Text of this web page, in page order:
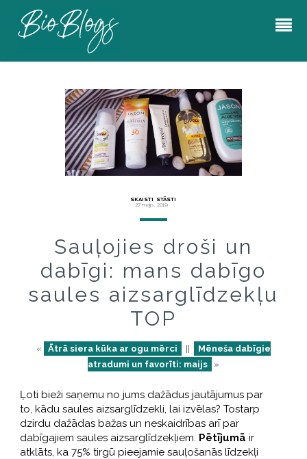
SKAISTI STĀSTI
27 maijs, 2019
Sauļojies droši un
dabīgi: mans dabīgo
saules aizsarglīdzekļu
TOP
« Ātrā siera kūka ar ogu mērci
Mēneša dabīgie
atradumi un favorīti: maijs
»
Ļoti bieži saņemu no jums dažādus jautājumus par
to, kādu saules aizsarglīdzekli, lai izvēlas? Tostarp
dzirdu dažādas bažas un neskaidrības arī par
dabīgajiem saules aizsarglīdzekļiem. Pētījumā ir
atklāts, ka 75% tirgū pieejamie sauļošanās līdzekļi